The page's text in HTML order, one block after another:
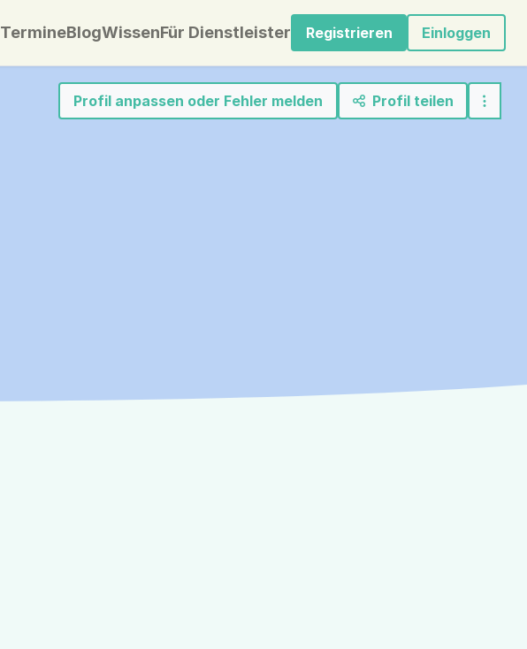
TermineBlogWissenFür Dienstleister Registrieren Einloggen
Profil anpassen oder Fehler melden Profil teilen